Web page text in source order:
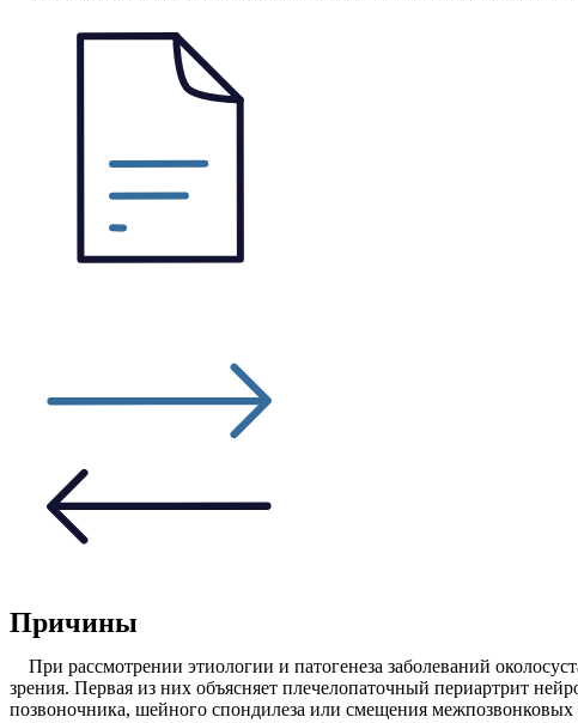
Причины
При рассмотрении этиологии и патогенеза заболеваний
зрения. Первая из них объясняет плечелопаточный периартрит
позвоночника, шейного спондилеза или смещения